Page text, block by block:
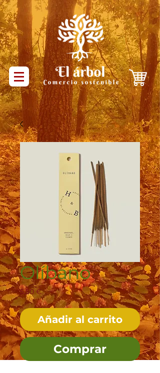
Olíbano
5,50 €Precio
Añadir al carrito
Comprar